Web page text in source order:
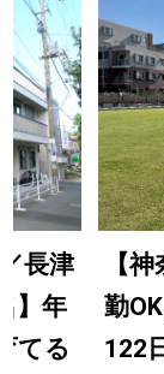
長津
】年
てる
【
勤
122